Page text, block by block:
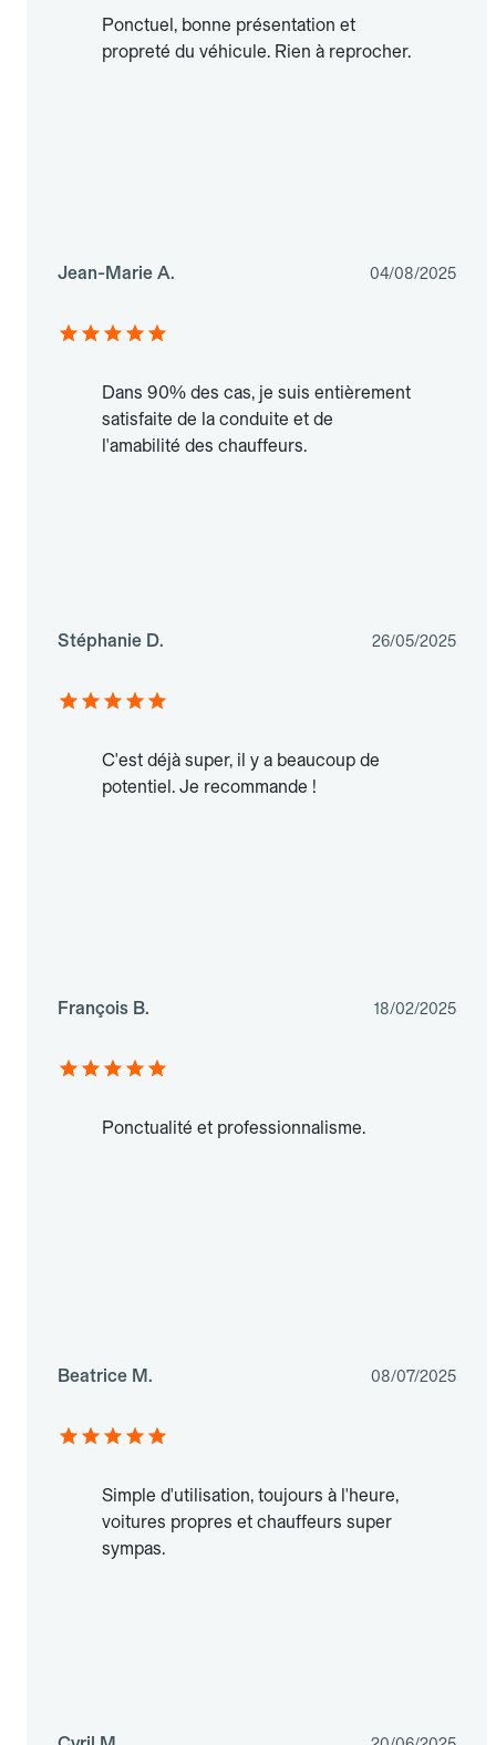
Ponctuel, bonne présentation et
propreté du véhicule. Rien à reprocher.
Jean-Marie A. 04/08/2025
Dans 90% des cas, je suis entièrement
satisfaite de la conduite et de
l'amabilité des chauffeurs.
Stéphanie D. 26/05/2025
C'est déjà super, il y a beaucoup de
potentiel. Je recommande !
François B. 18/02/2025
Ponctualité et professionnalisme.
Beatrice M. 08/07/2025
Simple d'utilisation, toujours à l'heure,
voitures propres et chauffeurs super
sympas.